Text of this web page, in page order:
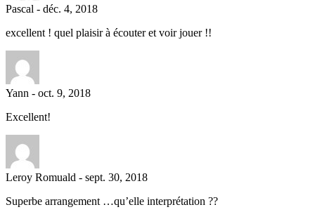
Pascal - déc. 4, 2018
excellent ! quel plaisir à écouter et voir jouer !!
Yann - oct. 9, 2018
Excellent!
Leroy Romuald - sept. 30, 2018
Superbe arrangement …qu’elle interprétation ??